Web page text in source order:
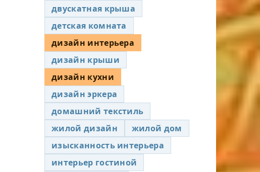
двускатная крыша
детская комната
дизайн интерьера
дизайн крыши
дизайн кухни
дизайн эркера
домашний текстиль
жилой дизайн
жилой дом
изысканность интерьера
интерьер гостиной